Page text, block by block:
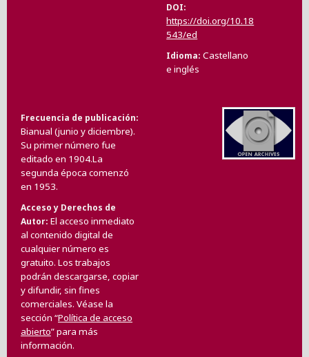
DOI
https://doi.org/10.18
543/ed
Idioma Castellano
e inglés
Frecuencia de publicación
Bianual (junio y diciembre).
Su primer número fue
editado en 1904.La
segunda época comenzó
en 1953.
Acceso y Derechos de
Autor El acceso inmediato
al contenido digital de
cualquier número es
gratuito. Los trabajos
podrán descargarse, copiar
y difundir, sin fines
comerciales. Véase la
sección “Política de acceso
abierto” para más
información.